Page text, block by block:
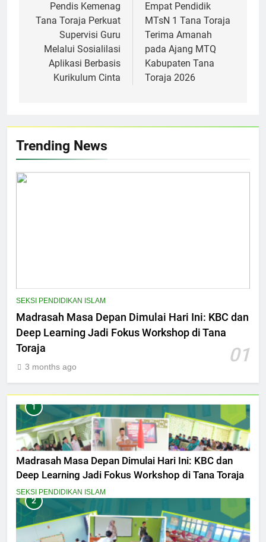
Trending News
SEKSI PENDIDIKAN ISLAM
Madrasah Masa Depan Dimulai Hari Ini: KBC dan
Deep Learning Jadi Fokus Workshop di Tana
Toraja
01
3 months ago
1
Madrasah Masa Depan Dimulai Hari Ini: KBC dan
Deep Learning Jadi Fokus Workshop di Tana Toraja
SEKSI PENDIDIKAN ISLAM
2
navigation
Pendis Kemenag
Tana Toraja Perkuat
Supervisi Guru
Melalui Sosialilasi
Aplikasi Berbasis
Kurikulum Cinta
Empat Pendidik
MTsN 1 Tana Toraja
Terima Amanah
pada Ajang MTQ
Kabupaten Tana
Toraja 2026